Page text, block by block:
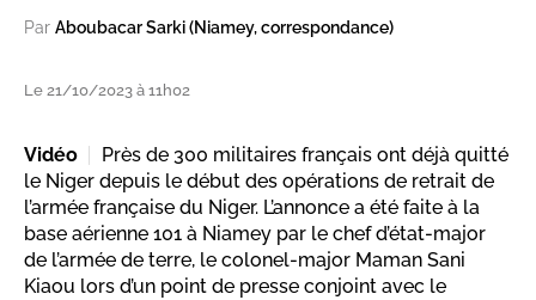
Par Aboubacar Sarki (Niamey, correspondance)
Le 21/10/2023 à 11h02
Vidéo
Près de 300 militaires français ont déjà quitté
le Niger depuis le début des opérations de retrait de
l’armée française du Niger. L’annonce a été faite à la
base aérienne 101 à Niamey par le chef d’état-major
de l’armée de terre, le colonel-major Maman Sani
Kiaou lors d’un point de presse conjoint avec le